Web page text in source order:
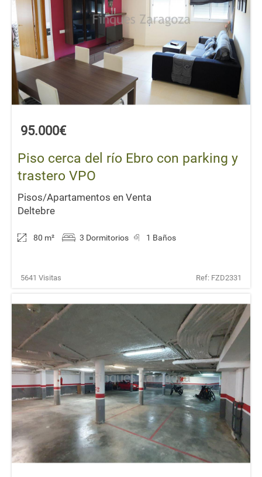
95.000€
Piso cerca del río Ebro con parking y
trastero VPO
Pisos/Apartamentos en Venta
Deltebre
80 m² 3 Dormitorios 1 Baños
5641 Visitas Ref: FZD2331